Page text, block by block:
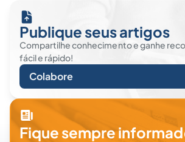
Publique seus artigos
Compartilhe conhecimento e ganhe
fácil e rápido!
Colabore
Fique sempre